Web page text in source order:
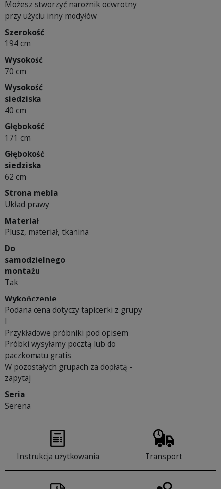
Możesz stworzyć narożnik odwrotny
przy użyciu inny modyłów
Szerokość
194 cm
Wysokość
70 cm
Wysokość
siedziska
40 cm
Głębokość
171 cm
Głębokość
siedziska
62 cm
Strona mebla
Układ prawy
Materiał
Plusz, materiał, tkanina
Do
samodzielnego
montażu
Tak
Wykończenie
Podana cena dotyczy tapicerki z grupy
I
Przykładowe próbniki pod opisem
Próbki wysyłamy pocztą lub do
paczkomatu gratis
W pozostałych grupach za dopłatą -
zapytaj
Seria
Serena
Instrukcja użytkowania Transport